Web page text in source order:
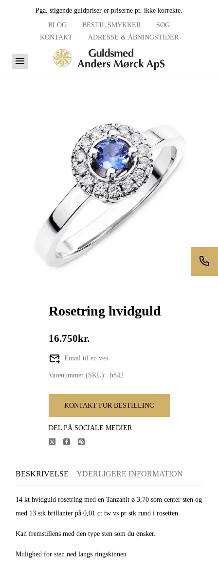
Pga. stigende guldpriser er priserne pt. ikke korrekte.
BLOG
BESTIL SMYKKER
SØG
KONTAKT
ADRESSE & ÅBNINGSTIDER
Rosetring hvidguld
16.750kr.
Email til en ven
Varenummer (SKU): h842
KONTAKT FOR BESTILLING
DEL PÅ SOCIALE MEDIER
BESKRIVELSE YDERLIGERE INFORMATION
14 kt hvidguld rosetring med en Tanzanit ø 3,70 som center sten og
med 13 stk brillanter på 0,01 ct tw vs pr stk rund i rosetten.
Kan fremstillens med den type sten som du ønsker.
Mulighed for sten ned langs ringskinnen